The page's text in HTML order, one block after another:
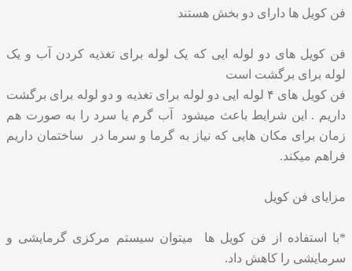
فن کویل ها دارای دو بخش هستند
فن کویل های دو لوله ایی که یک لوله برای تغذیه کردن آب و یک
لوله برای برگشت است
فن کویل های ۴ لوله ایی دو لوله برای تغذیه و دو لوله برای برگشت
داریم . این شرایط باعث میشود آب گرم یا سرد را به صورت هم
زمان برای مکان هایی که نیاز به گرما و سرما در ساختمان داریم
فراهم میکند.
مزایای فن کویل
*با استفاده از فن کویل ها میتوان سیستم مرکزی گرمایشی و
سرمایشی را کاهش داد.